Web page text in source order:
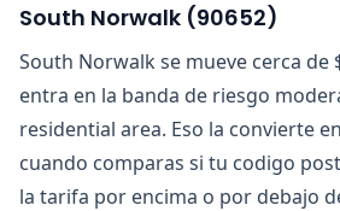
South Norwalk (90652)
South Norwalk se mueve cerca de
entra en la banda de riesgo
residential area. Eso la convierte
cuando comparas si tu codigo
la tarifa por encima o por debajo